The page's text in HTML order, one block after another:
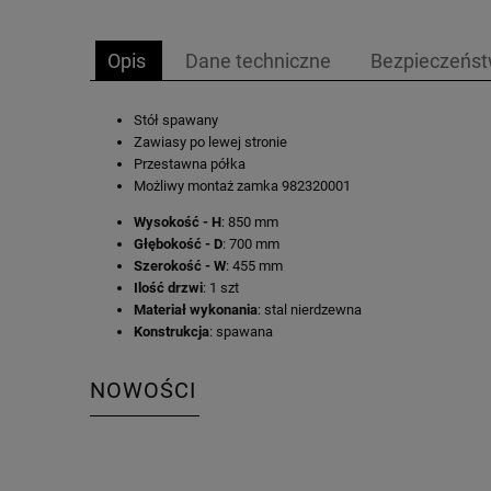
Opis Dane techniczne
Stół spawany
Zawiasy po lewej stronie
Przestawna półka
Możliwy montaż zamka 982320001
Wysokość - H: 850 mm
Głębokość - D: 700 mm
Szerokość - W: 455 mm
Ilość drzwi: 1 szt
Materiał wykonania: stal nierdzewna
Konstrukcja: spawana
NOWOŚCI